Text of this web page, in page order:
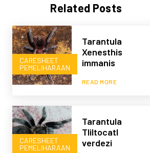
Related Posts
CARESHEET
PEMELIHARAAN
Tarantula
Xenesthis
immanis
READ MORE
CARESHEET
PEMELIHARAAN
Tarantula
Tliltocatl
verdezi